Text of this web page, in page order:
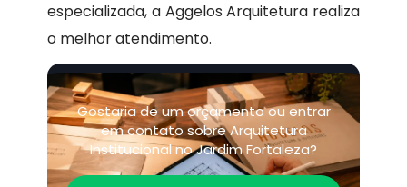
especializada, a Aggelos Arquitetura realiza
o melhor atendimento.
Gostaria de um orçamento ou entrar
em contato sobre Arquitetura
Institucional no Jardim Fortaleza?